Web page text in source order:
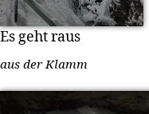
Es geht raus
aus der Klamm